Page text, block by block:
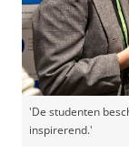
'De studenten
inspirerend.'